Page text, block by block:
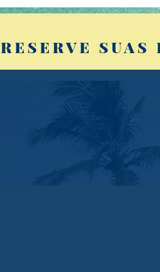
RESERVE SUAS